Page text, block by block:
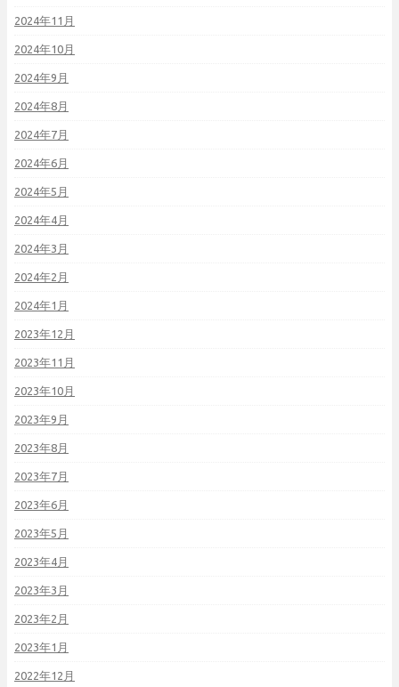
2024年11月
2024年10月
2024年9月
2024年8月
2024年7月
2024年6月
2024年5月
2024年4月
2024年3月
2024年2月
2024年1月
2023年12月
2023年11月
2023年10月
2023年9月
2023年8月
2023年7月
2023年6月
2023年5月
2023年4月
2023年3月
2023年2月
2023年1月
2022年12月